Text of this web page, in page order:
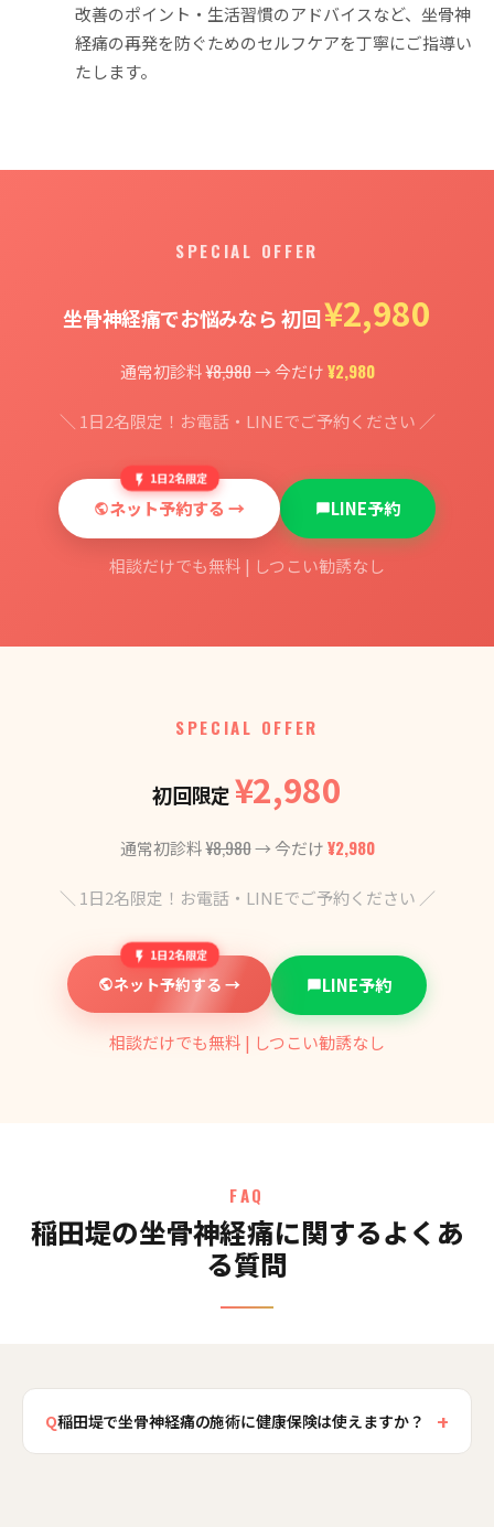
改善のポイント・生活習慣のアドバイスなど、坐骨神
経痛の再発を防ぐためのセルフケアを丁寧にご指導い
たします。
SPECIAL OFFER
坐骨神経痛でお悩みなら 初回¥2,980
通常初診料¥8,980→ 今だけ¥2,980
＼ 1日2名限定！お電話・LINEでご予約ください ／
1日2名限定
ネット予約する → LINE予約
相談だけでも無料 | しつこい勧誘なし
SPECIAL OFFER
初回限定¥2,980
通常初診料¥8,980→ 今だけ¥2,980
＼ 1日2名限定！お電話・LINEでご予約ください ／
1日2名限定
ネット予約する → LINE予約
相談だけでも無料 | しつこい勧誘なし
FAQ
稲田堤の坐骨神経痛に関するよくあ
る質問
Q稲田堤で坐骨神経痛の施術に健康保険は使えますか？ +